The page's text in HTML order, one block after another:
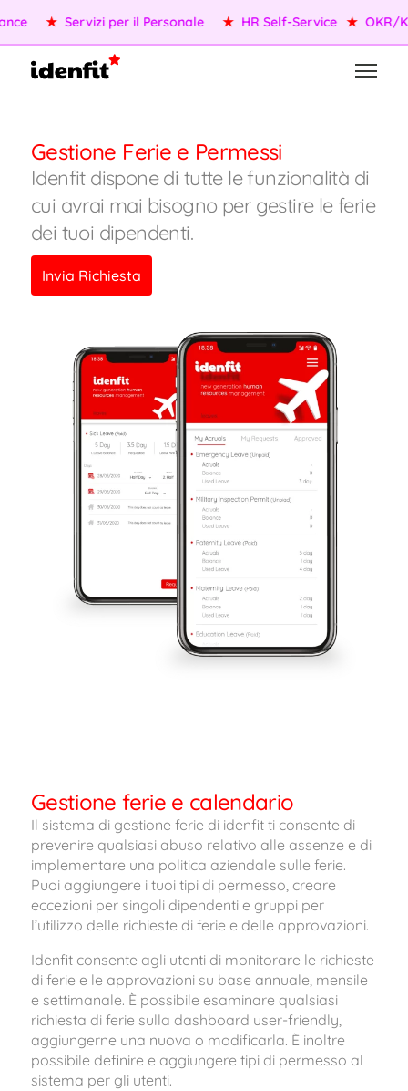
KPI ★ Agenti AI ★ Gestione della Performance ★
Gestione Ferie e Permessi
Idenfit dispone di tutte le funzionalità di
cui avrai mai bisogno per gestire le ferie
dei tuoi dipendenti.
Invia Richiesta
Gestione ferie e calendario
Il sistema di gestione ferie di idenfit ti consente di
prevenire qualsiasi abuso relativo alle assenze e di
implementare una politica aziendale sulle ferie.
Puoi aggiungere i tuoi tipi di permesso, creare
eccezioni per singoli dipendenti e gruppi per
l’utilizzo delle richieste di ferie e delle approvazioni.
Idenfit consente agli utenti di monitorare le richieste
di ferie e le approvazioni su base annuale, mensile
e settimanale. È possibile esaminare qualsiasi
richiesta di ferie sulla dashboard user-friendly,
aggiungerne una nuova o modificarla. È inoltre
possibile definire e aggiungere tipi di permesso al
sistema per gli utenti.